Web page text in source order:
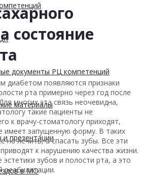
документы РЦ компетенций
материалы
презентации
в МО
состояние
диабетом появляются признаки
рта примерно через год после
многих эта связь неочевидна,
такие пациенты не
к врачу-стоматологу приходят,
имеет запущенную форму. В таких
не лечить, а спасать зубы. Все эти
к нарушению качества жизни.
зубов и полости рта, а это
реабилитации.